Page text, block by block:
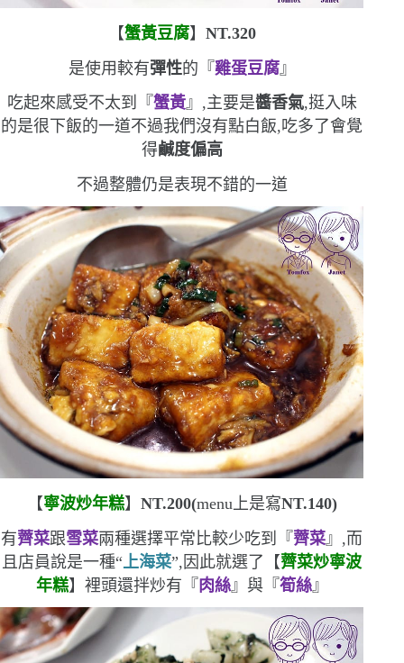
【蟹黃豆腐】 NT.320
是使用較有彈性的『雞蛋豆腐』
吃起來感受不太到『 蟹黃』,主要是醬香氣,挺入味
的是很下飯的一道不過我們沒有點白飯,吃多了會覺
得鹹度偏高
不過整體仍是表現不錯的一道
【寧波炒年糕】 NT.200(menu上是寫NT.140)
有薺菜跟雪菜兩種選擇平常比較少吃到『 薺菜』,而
且店員說是一種“上海菜”,因此就選了 【薺菜炒寧波
年糕】 裡頭還拌炒有『 肉絲』與『 筍絲』